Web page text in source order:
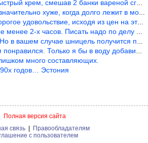
крем, смешав 2 банки вареной сгущенки со с
хуже, когда долго лежит в морозилке
удовольствие, исходя из цен на эту ягоду
2-х часов. Писать надо по делу и подробн
случае шницель получится парено-варен
Только я бы в воду добавил бы молок
много составляющих.
годов… Эстония
Полная версия сайта
связь
Правообладателям
с пользователем